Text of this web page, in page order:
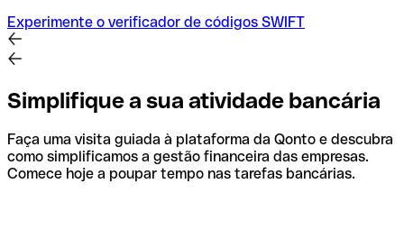
Experimente o verificador de códigos SWIFT
Simplifique a sua atividade bancária
Faça uma visita guiada à plataforma da Qonto e descubra
como simplificamos a gestão financeira das empresas.
Comece hoje a poupar tempo nas tarefas bancárias.